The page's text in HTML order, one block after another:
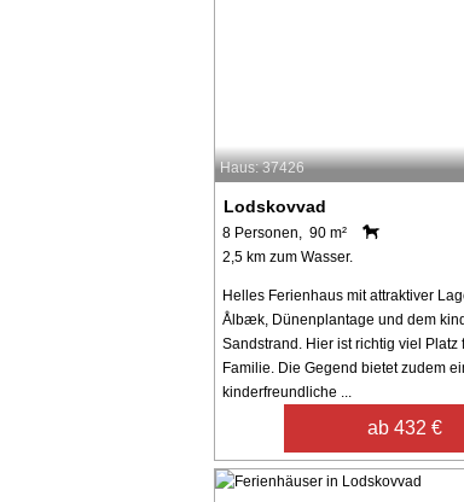
Haus: 37426
Lodskovvad
8 Personen, 90 m²
2,5 km zum Wasser.
Helles Ferienhaus mit attraktiver
Ålbæk, Dünenplantage und dem
Sandstrand. Hier ist richtig viel Platz
Familie. Die Gegend bietet zudem
kinderfreundliche ...
ab 432 €